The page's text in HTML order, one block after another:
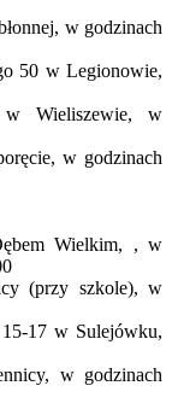
w godzinach
50 w Legionowie,
Wieliszewie, w
w godzinach
Wielkim, , w
(przy szkole), w
17 w Sulejówku,
w godzinach